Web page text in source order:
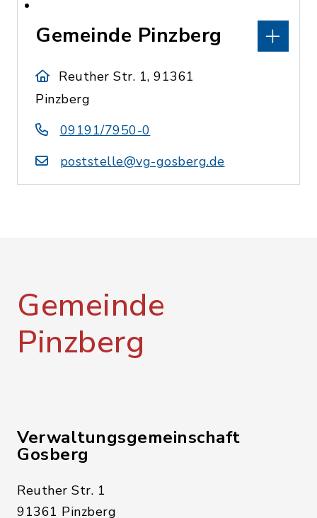
Gemeinde Pinzberg
Reuther Str. 1, 91361
Pinzberg
09191/7950-0
poststelle@vg-gosberg.de
Gemeinde
Pinzberg
Verwaltungsgemeinschaft
Gosberg
Reuther Str. 1
91361 Pinzberg